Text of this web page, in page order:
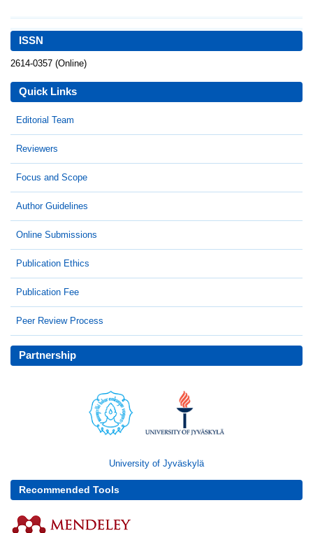
ISSN
2614-0357 (Online)
Quick Links
Editorial Team
Reviewers
Focus and Scope
Author Guidelines
Online Submissions
Publication Ethics
Publication Fee
Peer Review Process
Partnership
University of Jyväskylä
Recommended Tools